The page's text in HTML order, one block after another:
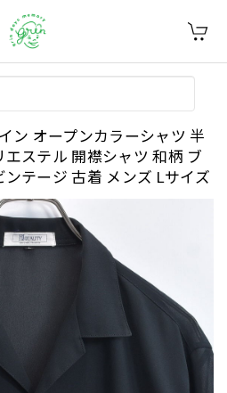
ン オープンカラーシャツ 半
ステル 開襟シャツ 和柄 ブ
テージ 古着 メンズ Lサイズ